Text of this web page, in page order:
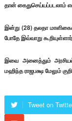
தான் கைதுசெய்யப்படலாம்
இன்று (28) தலதா
போதே இவ்வாறு
இவை அனைத்தும்
மஹிந்த ராஜபக்ஷ மேலும்
Tweet on